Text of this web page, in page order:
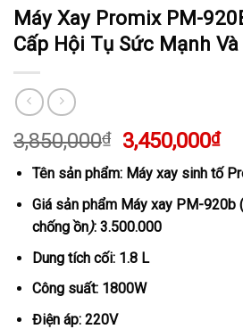
Máy Xay Promix PM-
Cấp Hội Tụ Sức Mạnh
3,850,000₫
Giá
gốc
là:
3,850,000₫.
3,450,000₫Giá
tại
là:
Tên sản phẩm: Máy xay sinh tố
Giá sản phẩm Máy xay PM-920b
chống ồn): 3.500.000
Dung tích cối: 1.8 L
Công suất: 1800W
Điện áp: 220V